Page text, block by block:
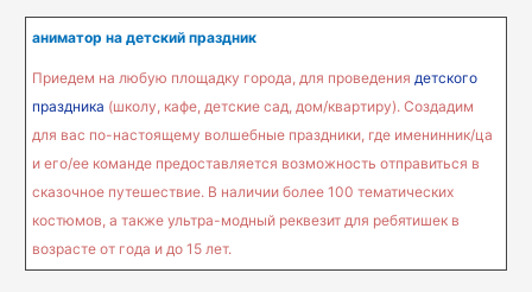
аниматор на детский праздник
Приедем на любую площадку города, для проведениядетского
праздника (школу, кафе, детские сад, дом/квартиру). Создадим
для вас по-настоящему волшебные праздники, где именинник/ца
и его/ее команде предоставляется возможность отправиться в
сказочное путешествие. В наличии более 100 тематических
костюмов, а также ультра-модный реквезит для ребятишек в
возрасте от года и до 15 лет.